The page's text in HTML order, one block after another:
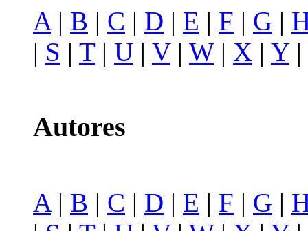
A | B | C | D | E | F | G |
| S | T| U | V| W| X | Y|
Autores
A| B | C | D | E | F | G |